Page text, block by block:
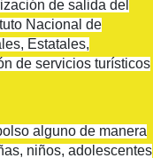
de salida del
Nacional de
Estatales,
de servicios turísticos
alguno de manera
niños, adolescentes